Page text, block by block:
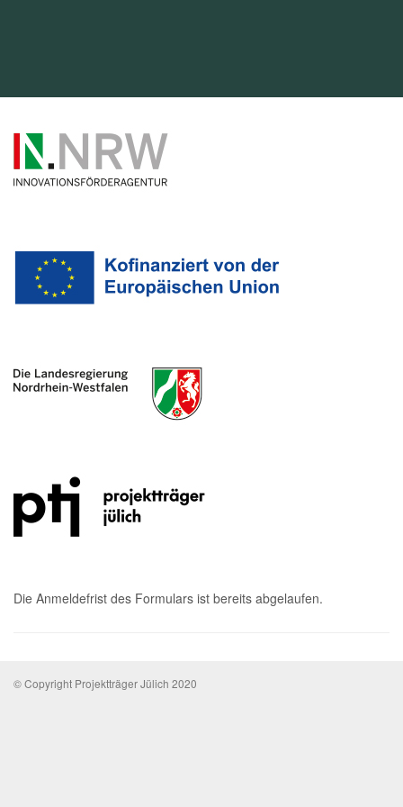
Die Anmeldefrist des Formulars ist bereits abgelaufen.
© Copyright Projektträger Jülich 2020